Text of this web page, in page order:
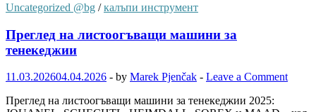
Uncategorized @bg /калъпи инструмент
Преглед на листоогъващи машини за
тенекеджии
11.03.202604.04.2026 - by Marek Pjenčak - Leave a Comment
Преглед на листоогъващи машини за тенекеджии 2025: